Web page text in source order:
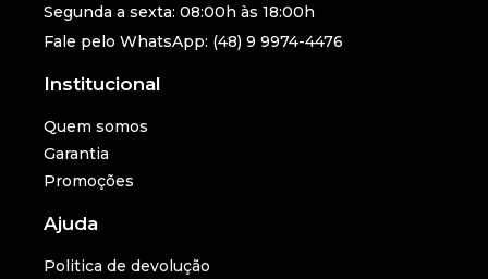
Segunda a sexta: 08:00h às 18:00h
Fale pelo WhatsApp: (48) 9 9974-4476
Institucional
Quem somos
Garantia
Promoções
Ajuda
Politica de devolução